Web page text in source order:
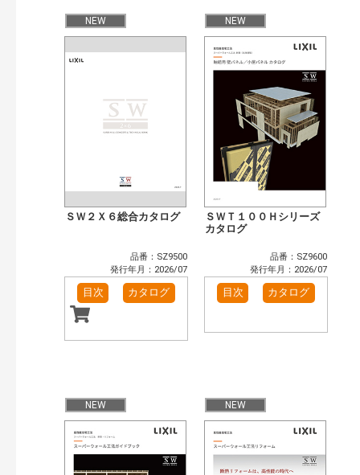
旧版（WEBカタログ）
キーワード検索（あいまい）
目次も検索 検 索
おすすめハッシュタグ
まずはここから（3）
リフォームおすすめ（4）
補助金・優遇制度を知る（2）
窓・シャッター（102）
玄関ドア・引戸（39）
インテリア建材（48）
エクステリア（123）
水まわり（6）
トイレ（60）
小型電気温水器（11）
水栓金具（46）
太陽光発電・屋根・外壁（90）
終了年:
検索
NEW
ＳＷ２Ｘ６総合カタログ
品番：SZ9500
発行年月：2026/07
目次 カタログ
NEW
ＳＷＴ１００Ｈシリーズ
カタログ
品番：SZ9600
発行年月：2026/07
目次 カタログ
NEW NEW